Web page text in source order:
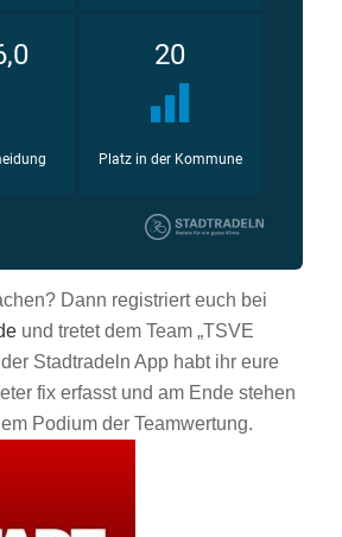
Dann registriert euch bei
und tretet dem Team „TSVE
Stadtradeln App habt ihr eure
fix erfasst und am Ende stehen
Podium der Teamwertung.